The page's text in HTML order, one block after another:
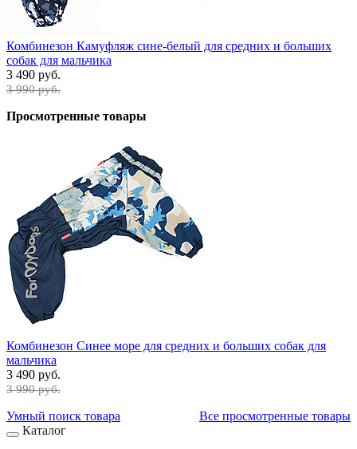
Комбинезон Камуфляж сине-белый для средних и больших
собак для мальчика
3 490 руб.
3 990 руб.
Просмотренные товары
Комбинезон Синее море для средних и больших собак для
мальчика
3 490 руб.
3 990 руб.
Все просмотренные товары
Умный поиск товара
Каталог